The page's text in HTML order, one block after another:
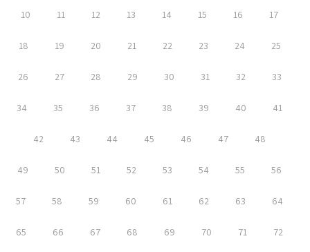
10 11 12 13 14 15 16 17
18 19 20 21 22 23 24 25
26 27 28 29 30 31 32 33
34 35 36 37 38 39 40 41
42 43 44 45 46 47 48
49 50 51 52 53 54 55 56
57 58 59 60 61 62 63 64
65 66 67 68 69 70 71 72